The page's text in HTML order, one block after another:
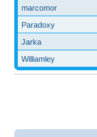
marcomor
Paradoxy
Jarka
Williamley